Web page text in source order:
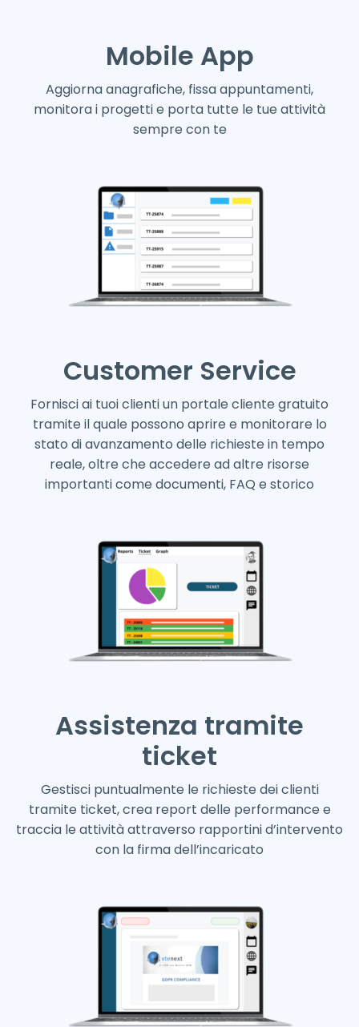
Mobile App
Aggiorna anagrafiche, fissa appuntamenti,
monitora i progetti e porta tutte le tue attività
sempre con te
Customer Service
Fornisci ai tuoi clienti un portale cliente gratuito
tramite il quale possono aprire e monitorare lo
stato di avanzamento delle richieste in tempo
reale, oltre che accedere ad altre risorse
importanti come documenti, FAQ e storico
Assistenza tramite
ticket
Gestisci puntualmente le richieste dei clienti
tramite ticket, crea report delle performance e
traccia le attività attraverso rapportini d’intervento
con la firma dell’incaricato